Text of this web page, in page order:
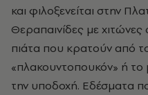
και φιλοξενείται στην
Θεραπαινίδες με
πιάτα που κρατούν από
«πλακουντοπουκόν» ή το
την υποδοχή. Εδέσματα